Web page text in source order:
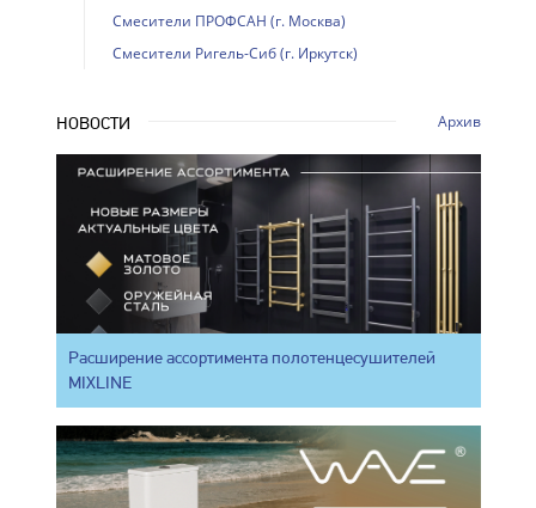
Смесители ПРОФСАН (г. Москва)
Смесители Ригель-Сиб (г. Иркутск)
НОВОСТИ Архив
Расширение ассортимента полотенцесушителей
MIXLINE